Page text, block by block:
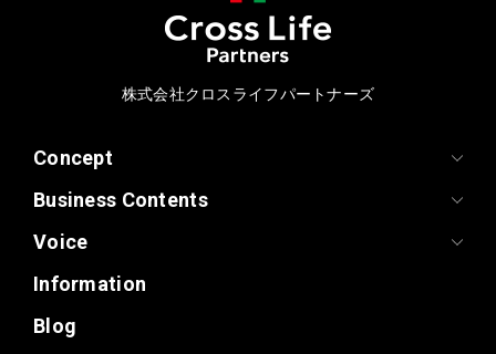
株式会社クロスライフパートナーズ
Concept
Business Contents
Voice
Information
Blog